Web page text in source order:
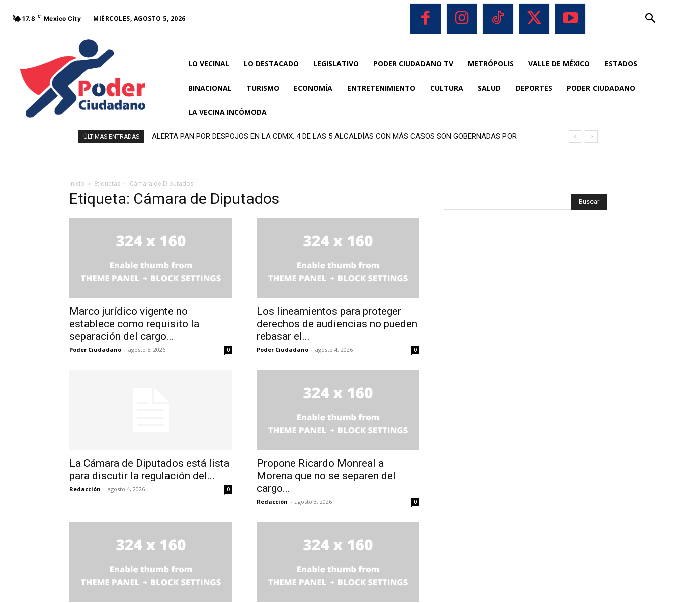
17.8 C Mexico City MIÉRCOLES, AGOSTO 5, 2026
LO VECINAL LO DESTACADO LEGISLATIVO PODER CIUDADANO TV METRÓPOLIS VALLE DE MÉXICO ESTADOS
BINACIONAL TURISMO ECONOMÍA ENTRETENIMIENTO CULTURA SALUD DEPORTES PODER CIUDADANO
LA VECINA INCÓMODA
ÚLTIMAS ENTRADAS
ALERTA PAN POR DESPOJOS EN LA CDMX: 4 DE LAS 5 ALCALDÍAS CON MÁS CASOS SON GOBERNADAS POR
Inicio Etiquetas Cámara de Diputados
Etiqueta: Cámara de Diputados
Marco jurídico vigente no
establece como requisito la
separación del cargo...
Poder Ciudadano - agosto 5, 2026 0
Los lineamientos para proteger
derechos de audiencias no pueden
rebasar el...
Poder Ciudadano - agosto 4, 2026 0
La Cámara de Diputados está lista
para discutir la regulación del...
Redacción - agosto 4, 2026 0
Propone Ricardo Monreal a
Morena que no se separen del
cargo...
Redacción - agosto 3, 2026 0